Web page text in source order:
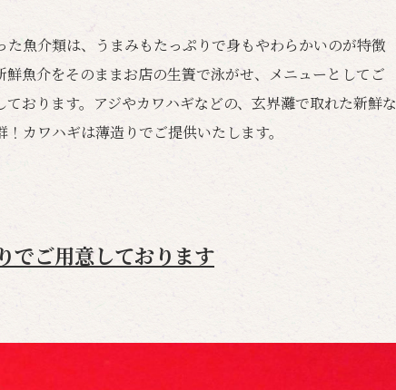
魚介類は、うまみもたっぷりで身もやわらかいのが特徴
魚介をそのままお店の生簀で泳がせ、メニューとしてご
おります。アジやカワハギなどの、玄界灘で取れた新鮮な
カワハギは薄造りでご提供いたします。
でご用意しております